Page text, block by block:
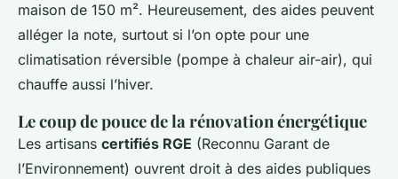
maison de 150 m². Heureusement, des aides peuvent
alléger la note, surtout si l’on opte pour une
climatisation réversible (pompe à chaleur air-air), qui
chauffe aussi l’hiver.
Le coup de pouce de la rénovation énergétique
Les artisans certifiés RGE (Reconnu Garant de
l’Environnement) ouvrent droit à des aides publiques